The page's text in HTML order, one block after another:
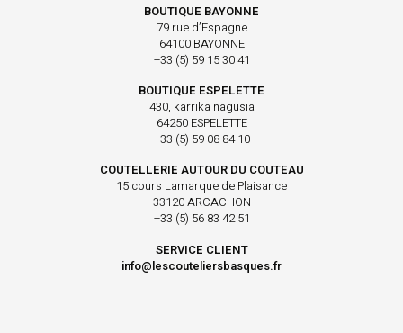
BOUTIQUE BAYONNE
79 rue d’Espagne
64100 BAYONNE
+33 (5) 59 15 30 41
BOUTIQUE ESPELETTE
430, karrika nagusia
64250 ESPELETTE
+33 (5) 59 08 84 10
COUTELLERIE AUTOUR DU COUTEAU
15 cours Lamarque de Plaisance
33120 ARCACHON
+33 (5) 56 83 42 51
SERVICE CLIENT
info@lescouteliersbasques.fr